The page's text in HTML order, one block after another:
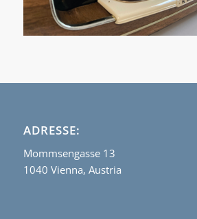
ADRESSE:
Mommsengasse 13
1040 Vienna, Austria